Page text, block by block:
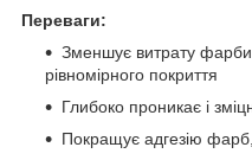
Переваги:
Зменшує витрату
рівномірного покриття
Глибоко проникає і
Покращує адгезію фарб,